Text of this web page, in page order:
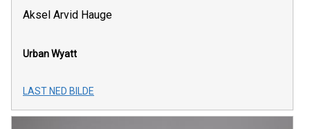
Aksel Arvid Hauge
Urban Wyatt
LAST NED BILDE